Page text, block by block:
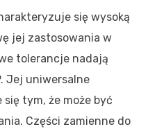
się wysoką
jej zastosowania w
tolerancje nadają
Jej uniwersalne
tym, że może być
Części zamienne do